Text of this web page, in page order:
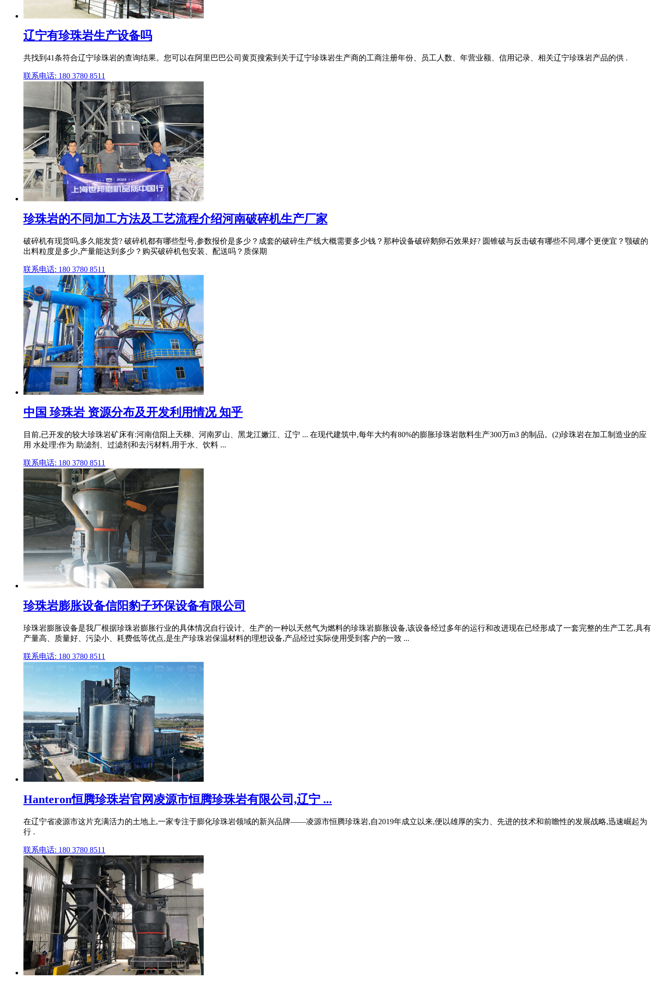
辽宁有珍珠岩生产设备吗
共找到41条符合辽宁珍珠岩的查询结果。您可以在阿里巴巴公司黄页搜索到关于辽宁珍珠岩生产商的工商注册年份、员工人数、年营业额、信用记录、相关辽宁珍珠岩产品的供 .
联系电话: 180 3780 8511
珍珠岩的不同加工方法及工艺流程介绍河南破碎机生产厂家
破碎机有现货吗,多久能发货? 破碎机都有哪些型号,参数报价是多少？成套的破碎生产线大概需要多少钱？那种设备破碎鹅卵石效果好? 圆锥破与反击破有哪些不同,哪个更便宜？颚破的
出料粒度是多少,产量能达到多少？购买破碎机包安装、配送吗？质保期
联系电话: 180 3780 8511
中国 珍珠岩 资源分布及开发利用情况 知乎
目前,已开发的较大珍珠岩矿床有:河南信阳上天梯、河南罗山、黑龙江嫩江、辽宁 ... 在现代建筑中,每年大约有80%的膨胀珍珠岩散料生产300万m3 的制品。(2)珍珠岩在加工制造业的应
用 水处理:作为 助滤剂、过滤剂和去污材料,用于水、饮料 ...
联系电话: 180 3780 8511
珍珠岩膨胀设备信阳豹子环保设备有限公司
珍珠岩膨胀设备是我厂根据珍珠岩膨胀行业的具体情况自行设计、生产的一种以天然气为燃料的珍珠岩膨胀设备,该设备经过多年的运行和改进现在已经形成了一套完整的生产工艺,具有
产量高、质量好、污染小、耗费低等优点,是生产珍珠岩保温材料的理想设备,产品经过实际使用受到客户的一致 ...
联系电话: 180 3780 8511
Hanteron恒腾珍珠岩官网凌源市恒腾珍珠岩有限公司,辽宁 ...
在辽宁省凌源市这片充满活力的土地上,一家专注于膨化珍珠岩领域的新兴品牌——凌源市恒腾珍珠岩,自2019年成立以来,便以雄厚的实力、先进的技术和前瞻性的发展战略,迅速崛起为
行 .
联系电话: 180 3780 8511